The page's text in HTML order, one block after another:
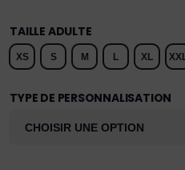
TAILLE ADULTE
XS S M L XL XXL
TYPE DE PERSONNALISATION